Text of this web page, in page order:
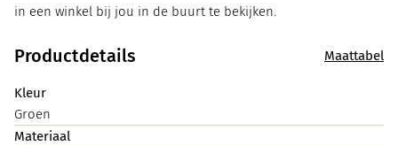
in een winkel bij jou in de buurt te bekijken.
Productdetails Maattabel
Kleur
Groen
Materiaal